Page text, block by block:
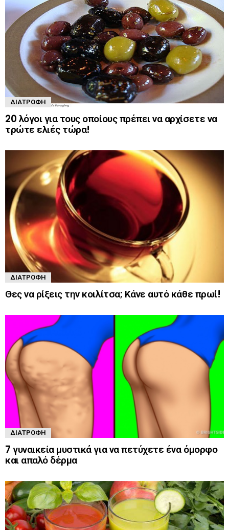
ΔΙΑΤΡΟΦΉ
20 λόγοι για τους οποίους πρέπει να αρχίσετε να
τρώτε ελιές τώρα!
ΔΙΑΤΡΟΦΉ
Θες να ρίξεις την κοιλίτσα; Κάνε αυτό κάθε πρωί!
ΔΙΑΤΡΟΦΉ
7 γυναικεία μυστικά για να πετύχετε ένα όμορφο
και απαλό δέρμα